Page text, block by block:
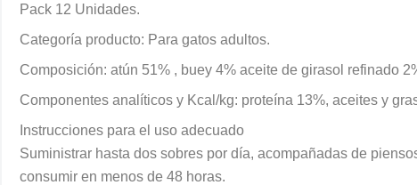
Pack 12 Unidades.
Categoría producto: Para gatos adultos.
Composición: atún 51% , buey 4% aceite de girasol refinado
Componentes analíticos y Kcal/kg: proteína 13%, aceites y
Instrucciones para el uso adecuado
Suministrar hasta dos sobres por día, acompañadas de
consumir en menos de 48 horas.